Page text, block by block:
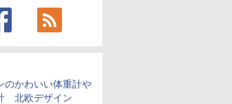
のかわいい体重計や
北欧デザイン